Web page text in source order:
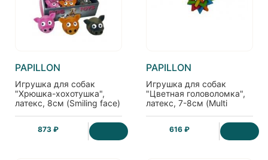
PAPILLON
Игрушка для собак
"Хрюшка-хохотушка",
латекс, 8см (Smiling face)
873 ₽
PAPILLON
Игрушка для собак
"Цветная головоломка",
латекс, 7-8см (Multi
616 ₽